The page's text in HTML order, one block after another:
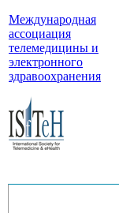
Международная
ассоциация
телемедицины и
электронного
здравоохранения